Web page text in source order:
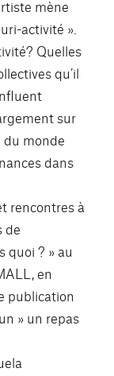
mène
activité ».
Quelles
qu’il
sur
du monde
dans
rencontres à
de
quoi ? » au
en
publication
» un repas